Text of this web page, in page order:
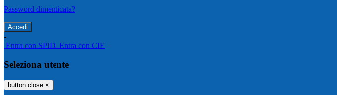
Password dimenticata?
-
Entra con SPID Entra con CIE
Seleziona utente
button close ×